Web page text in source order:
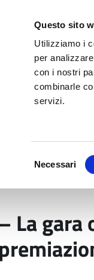
Questo sito
Utilizziamo i
per
con i nostri
combinarle
servizi.
Necessari
di
La